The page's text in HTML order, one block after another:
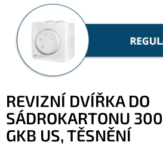
REVIZNÍ DVÍŘKA DO
SÁDROKARTONU
GKB US, TĚSNĚNÍ